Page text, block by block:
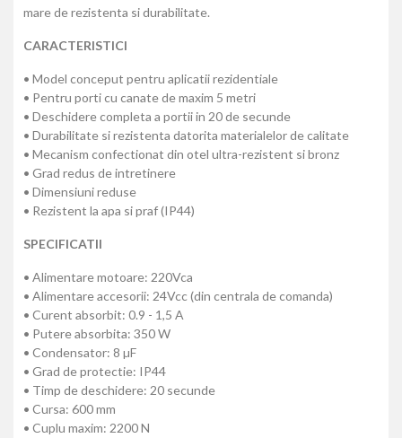
mare de rezistenta si durabilitate.
CARACTERISTICI
• Model conceput pentru aplicatii rezidentiale
• Pentru porti cu canate de maxim 5 metri
• Deschidere completa a portii in 20 de secunde
• Durabilitate si rezistenta datorita materialelor de calitate
• Mecanism confectionat din otel ultra-rezistent si bronz
• Grad redus de intretinere
• Dimensiuni reduse
• Rezistent la apa si praf (IP44)
SPECIFICATII
• Alimentare motoare: 220Vca
• Alimentare accesorii: 24Vcc (din centrala de comanda)
• Curent absorbit: 0.9 - 1,5 A
• Putere absorbita: 350 W
• Condensator: 8 µF
• Grad de protectie: IP44
• Timp de deschidere: 20 secunde
• Cursa: 600 mm
• Cuplu maxim: 2200 N